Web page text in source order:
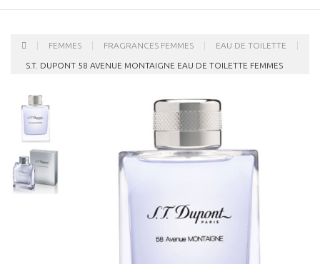
FEMMES FRAGRANCES FEMMES EAU DE TOILETTE
S.T. DUPONT 58 AVENUE MONTAIGNE EAU DE TOILETTE FEMMES